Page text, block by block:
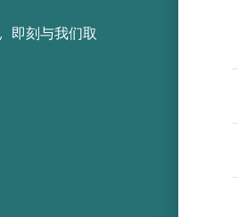
即刻与我们取